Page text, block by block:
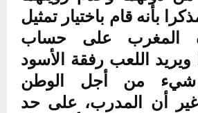
بأنه قام باختيار تمثيل
المغرب على حساب
اللعب رفقة الأسود
من أجل الوطن
غير أن المدرب، على حد